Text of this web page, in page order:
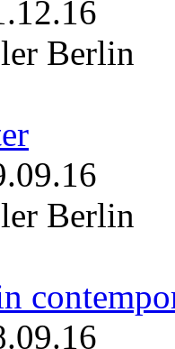
Berlin
Berlin